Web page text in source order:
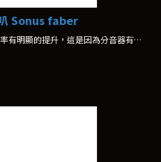
Sonus faber
Lumina Amator在聲音表現及喇叭效率有明顯的提升，這是因為分音器有了非常重要的提升。